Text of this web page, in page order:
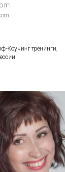
Коучинг тренинги,